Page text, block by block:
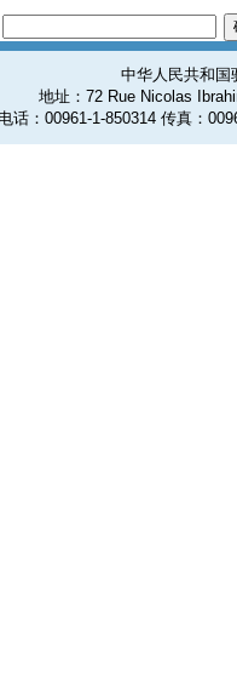
中华人民共和国
地址：72 Rue Nicolas
电话：00961-1-850314 传真：